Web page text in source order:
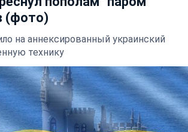
(фото)
на аннексированный украинский
технику